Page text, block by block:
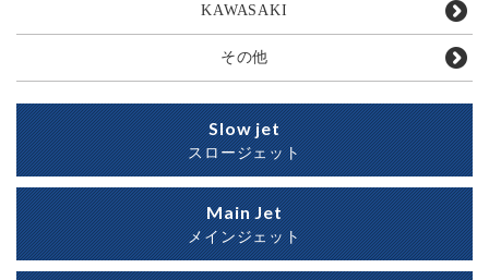
KAWASAKI
その他
Slow jet
スロージェット
Main Jet
メインジェット